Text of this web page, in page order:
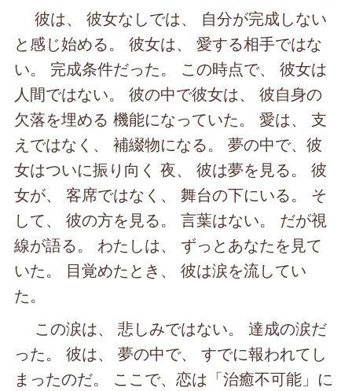
彼は、 彼女なしでは、 自分が完成しない
と感じ始める。 彼女は、 愛する相手ではな
い。 完成条件だった。 この時点で、 彼女は
人間ではない。 彼の中で彼女は、 彼自身の
欠落を埋める 機能になっていた。 愛は、 支
えではなく、 補綴物になる。 夢の中で、彼
女はついに振り向く 夜、 彼は夢を見る。 彼
女が、 客席ではなく、 舞台の下にいる。 そ
して、 彼の方を見る。 言葉はない。 だが視
線が語る。 わたしは、 ずっとあなたを見て
いた。 目覚めたとき、 彼は涙を流してい
た。
この涙は、 悲しみではない。 達成の涙だ
った。 彼は、 夢の中で、 すでに報われてし
まったのだ。 ここで、恋は「治癒不可能」に